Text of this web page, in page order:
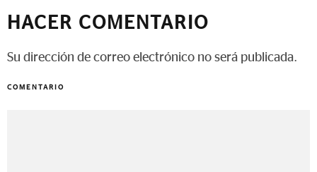
HACER COMENTARIO
Su dirección de correo electrónico no será publicada.
COMENTARIO